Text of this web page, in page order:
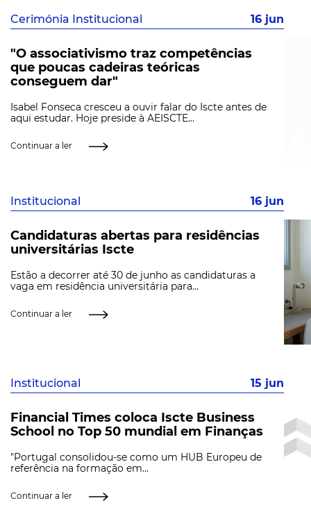
Cerimónia Institucional 16 jun
"O associativismo traz competências
que poucas cadeiras teóricas
conseguem dar"
Isabel Fonseca cresceu a ouvir falar do Iscte antes de
aqui estudar. Hoje preside à AEISCTE...
Continuar a ler
Institucional 16 jun
Candidaturas abertas para residências
universitárias Iscte
Estão a decorrer até 30 de junho as candidaturas a
vaga em residência universitária para...
Continuar a ler
Institucional 15 jun
Financial Times coloca Iscte Business
School no Top 50 mundial em Finanças
"Portugal consolidou-se como um HUB Europeu de
referência na formação em...
Continuar a ler